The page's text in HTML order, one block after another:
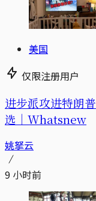
美国
仅限注册用户
进步派攻进特朗
选｜Whatsnew
姚拏云
9 小时前